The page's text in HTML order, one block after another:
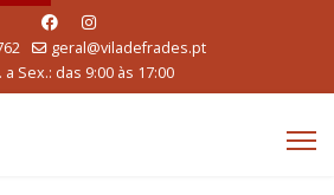
geral@viladefrades.pt
Sex.: das 9:00 às 17:00